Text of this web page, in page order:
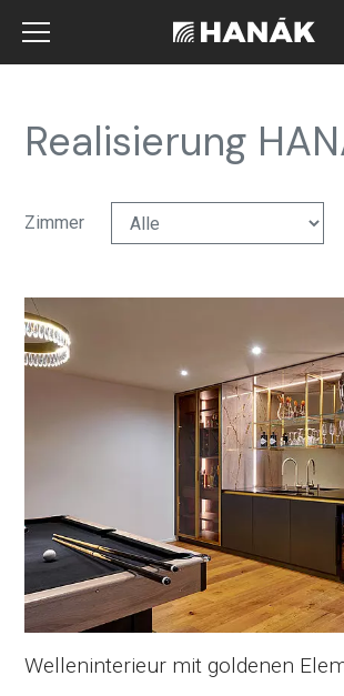
Realisierung
Zimmer
Welleninterieur mit goldenen